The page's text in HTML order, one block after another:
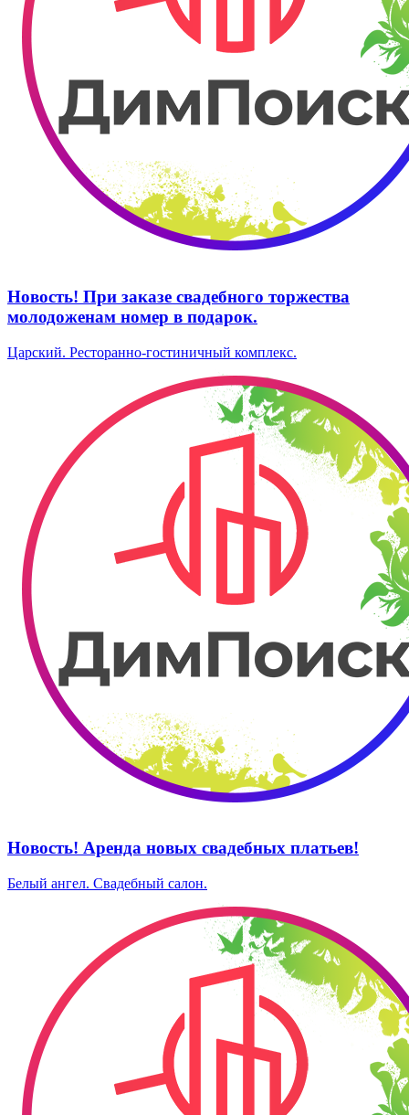
Новость! При заказе свадебного торжества
молодоженам номер в подарок.
Царский. Ресторанно-гостиничный комплекс.
Новость! Аренда новых свадебных платьев!
Белый ангел. ​Свадебный салон.